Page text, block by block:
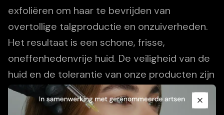
exfoliëren om haar te bevrijden van
overtollige talgproductie en onzuiverheden.
Het resultaat is een schone, frisse,
oneffenhedenvrije huid. De veiligheid van de
huid en de tolerantie van onze producten zijn
streng getest door onafhankelijke
deskundigen: niet-comedogeen en
Promotional Content